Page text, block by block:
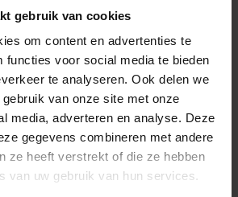
gebruik van cookies
om content en advertenties te
functies voor social media te bieden
te analyseren. Ook delen we
van onze site met onze
media, adverteren en analyse. Deze
gegevens combineren met andere
ze heeft verstrekt of die ze hebben
van uw gebruik van hun services.
maar de binnenkant van uw
kou, warmte of geluid? Bekijk dan
isolatiekurkis bedoeld voor
niet hetzelfde als het speciaal
voor een scheepsdek.
vragen over
kurk
als scheepsdek?